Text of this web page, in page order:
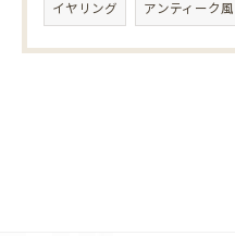
イヤリング アンティーク風